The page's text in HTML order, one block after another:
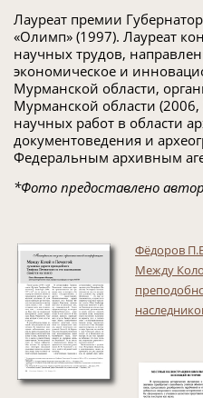
Лауреат премии
«Олимп» (1997). Лауреат
научных трудов,
экономическое и
Мурманской области,
Мурманской области
научных работ в области
документоведения и
Федеральным архивным
*Фото предоставлено
Фёдоров
Между